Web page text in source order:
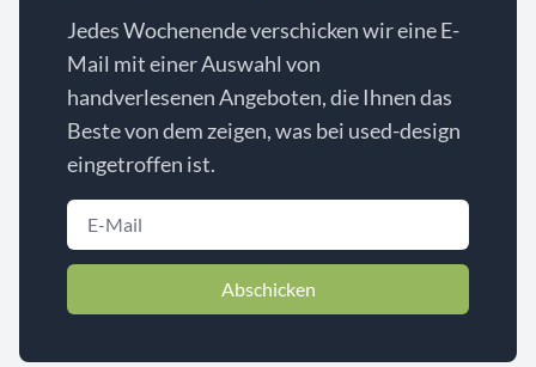
Jedes Wochenende verschicken wir eine E-
Mail mit einer Auswahl von
handverlesenen Angeboten, die Ihnen das
Beste von dem zeigen, was bei used-design
eingetroffen ist.
Abschicken